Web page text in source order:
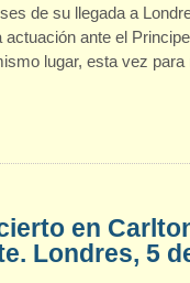
de su llegada a
ante el
lugar, esta vez
en
Londres, 5